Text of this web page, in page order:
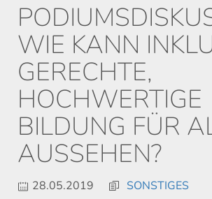
WIE KANN
GERECHTE,
HOCHWERTIGE
BILDUNG FÜR
AUSSEHEN?
28.05.2019 SONSTIGES